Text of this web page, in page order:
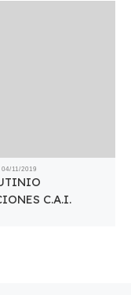
04/11/2019
C.A.I.